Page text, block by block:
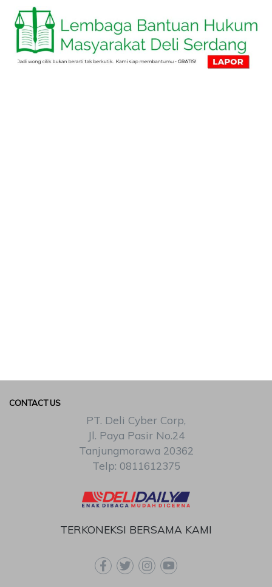
TERKONEKSI BERSAMA KAMI
CONTACT US
PT. Deli Cyber Corp,
Jl. Paya Pasir No.24
Tanjungmorawa 20362
Telp: 0811612375